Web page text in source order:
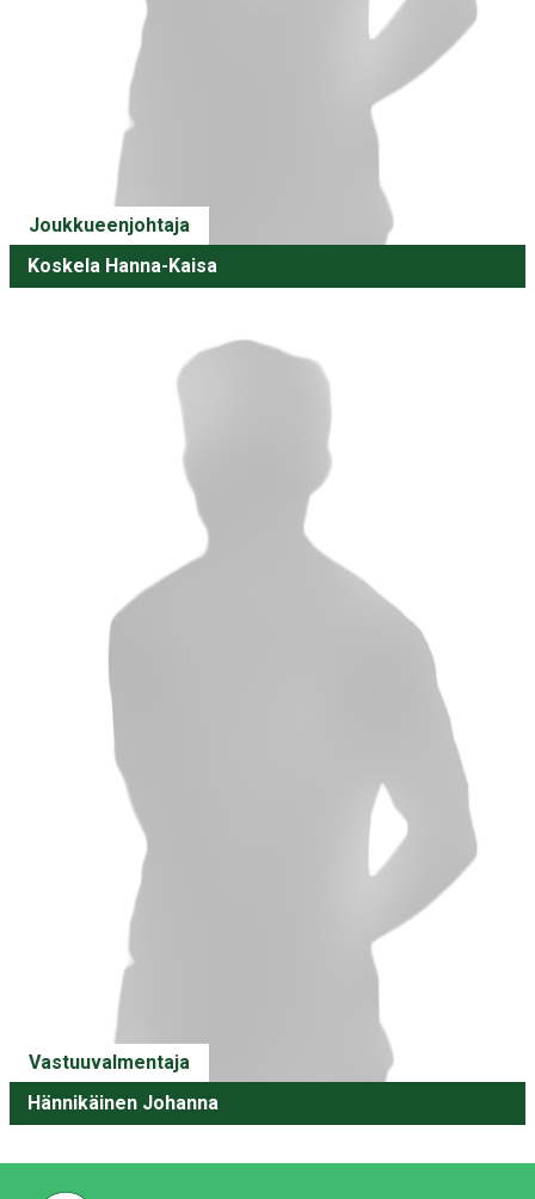
Joukkueenjohtaja
Koskela Hanna-Kaisa
Vastuuvalmentaja
Hännikäinen Johanna